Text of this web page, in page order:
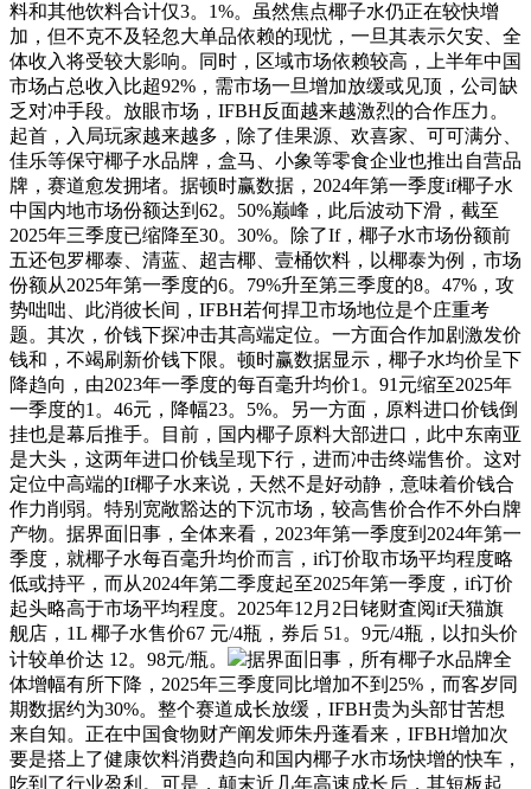
料和其他饮料合计仅3。1%。虽然焦点椰子水仍正在较快增
加，但不克不及轻忽大单品依赖的现忧，一旦其表示欠安、全
体收入将受较大影响。同时，区域市场依赖较高，上半年中国
市场占总收入比超92%，需市场一旦增加放缓或见顶，公司缺
乏对冲手段。放眼市场，IFBH反面越来越激烈的合作压力。
起首，入局玩家越来越多，除了佳果源、欢喜家、可可满分、
佳乐等保守椰子水品牌，盒马、小象等零食企业也推出自营品
牌，赛道愈发拥堵。据顿时赢数据，2024年第一季度if椰子水
中国内地市场份额达到62。50%巅峰，此后波动下滑，截至
2025年三季度已缩降至30。30%。除了If，椰子水市场份额前
五还包罗椰泰、清蓝、超吉椰、壹桶饮料，以椰泰为例，市场
份额从2025年第一季度的6。79%升至第三季度的8。47%，攻
势咄咄、此消彼长间，IFBH若何捍卫市场地位是个庄重考
题。其次，价钱下探冲击其高端定位。一方面合作加剧激发价
钱和，不竭刷新价钱下限。顿时赢数据显示，椰子水均价呈下
降趋向，由2023年一季度的每百毫升均价1。91元缩至2025年
一季度的1。46元，降幅23。5%。另一方面，原料进口价钱倒
挂也是幕后推手。目前，国内椰子原料大部进口，此中东南亚
是大头，这两年进口价钱呈现下行，进而冲击终端售价。这对
定位中高端的If椰子水来说，天然不是好动静，意味着价钱合
作力削弱。特别宽敞豁达的下沉市场，较高售价合作不外白牌
产物。据界面旧事，全体来看，2023年第一季度到2024年第一
季度，就椰子水每百毫升均价而言，if订价取市场平均程度略
低或持平，而从2024年第二季度起至2025年第一季度，if订价
起头略高于市场平均程度。2025年12月2日铑财査阅if天猫旗
舰店，1L 椰子水售价67 元/4瓶，券后 51。9元/4瓶，以扣头价
计较单价达 12。98元/瓶。
据界面旧事，所有椰子水品牌全
体增幅有所下降，2025年三季度同比增加不到25%，而客岁同
期数据约为30%。整个赛道成长放缓，IFBH贵为头部甘苦想
来自知。正在中国食物财产阐发师朱丹蓬看来，IFBH增加次
要是搭上了健康饮料消费趋向和国内椰子水市场快增的快车，
吃到了行业盈利。可是，颠末近几年高速成长后，其短板起